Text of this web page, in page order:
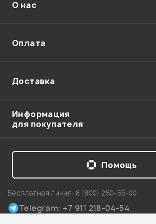
Здравствуйте! С boss odb 3 отлично
music.ru/products/gitarnyy-kombo-
Администратор
захотел 6струнный бас для
отличный!играл на концерте,звук
короче за свои деньги лучший выбор!
Гость
О нас
Оплата
Доставка
Информация
для покупателя
Бесплатная линия: 8 (800) 250-55-00
Telegram: +7 911 218-04-54
Помощь